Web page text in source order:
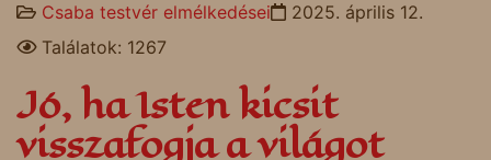
Csaba testvér elmélkedései
2025. április 12.
Találatok: 1267
Jó, ha Isten kicsit
visszafogja a világot